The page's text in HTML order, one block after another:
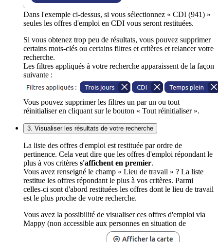
Dans l'exemple ci-dessus, si vous sélectionnez « CDI (941) »
seules les offres d'emploi en CDI vous seront restituées.
Si vous obtenez trop peu de résultats, vous pouvez supprimer
certains mots-clés ou certains filtres et critères et relancer votre
recherche.
Les filtres appliqués à votre recherche apparaissent de la façon
suivante :
Vous pouvez supprimer les filtres un par un ou tout
réinitialiser en cliquant sur le bouton « Tout réinitialiser ».
3. Visualiser les résultats de votre recherche
La liste des offres d'emploi est restituée par ordre de
pertinence. Cela veut dire que les offres d'emploi répondant le
plus à vos critères s'affichent en premier.
Vous avez renseigné le champ « Lieu de travail » ? La liste
restitue les offres répondant le plus à vos critères. Parmi
celles-ci sont d'abord restituées les offres dont le lieu de travail
est le plus proche de votre recherche.
Vous avez la possibilité de visualiser ces offres d'emploi via
Mappy (non accessible aux personnes en situation de